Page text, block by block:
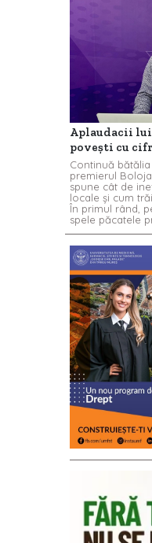
Aplaudacii lui
povești cu
Continuă
premierul
spune cât de
locale și cum
În primul rând,
spele păcatele